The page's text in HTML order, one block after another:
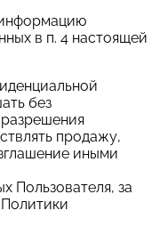
информацию
в п. 4 настоящей
без
продажу,
иными
Пользователя, за